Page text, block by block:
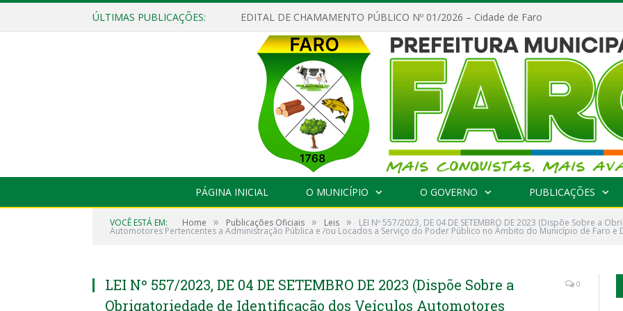
ÚLTIMAS PUBLICAÇÕES: EDITAL DE CHAMAMENTO PÚBLICO Nº 01/2026 – Cidade de Faro
PÁGINA INICIAL O MUNICÍPIO O GOVERNO PUBLICAÇÕES
VOCÊ ESTÁ EM: Home » Publicações Oficiais » Leis » LEI Nº 557/2023, DE 04 DE SETEMBRO DE 2023 (Dispõe Sobre a
Automotores Pertencentes a Administração Pública e /ou Locados a Serviço do Poder Público no Âmbito do Município de Faro e
LEI Nº 557/2023, DE 04 DE SETEMBRO DE 2023 (Dispõe Sobre a
Obrigatoriedade de Identificação dos Veículos Automotores
0